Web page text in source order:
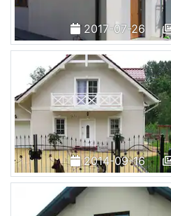
2017-07-26
2014-09-16